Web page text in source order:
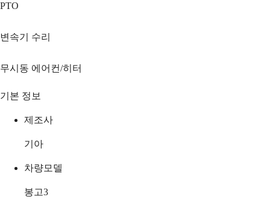
PTO
변속기 수리
무시동 에어컨/히터
기본 정보
제조사
기아
차량모델
봉고3